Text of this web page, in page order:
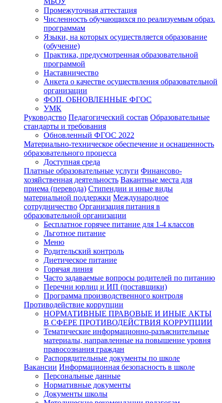
Промежуточная аттестация
Численность обучающихся по реализуемым образ.
программам
Языки, на которых осуществляется образование
(обучение)
Практика, предусмотренная образовательной
программой
Наставничество
Анкета о качестве осуществления образовательной
организации
ФОП. ОБНОВЛЕННЫЕ ФГОС
УМК
Руководство Педагогический состав Образовательные
стандарты и требования
Обновленный ФГОС 2022
Материально-техническое обеспечение и оснащенность
образовательного процесса
Доступная среда
Платные образовательные услуги Финансово-
хозяйственная деятельность Вакантные места для
приема (перевода) Стипендии и иные виды
материальной поддержки Международное
сотрудничество Организация питания в
образовательной организации
Бесплатное горячее питание для 1-4 классов
Льготное питание
Меню
Родительский контроль
Диетическое питание
Горячая линия
Часто задаваемые вопросы родителей по питанию
Перечни юрлиц и ИП (поставщики)
Программа производственного контроля
Противодействие коррупции
НОРМАТИВНЫЕ ПРАВОВЫЕ И ИНЫЕ АКТЫ
В СФЕРЕ ПРОТИВОДЕЙСТВИЯ КОРРУПЦИИ
Тематические информационно-разъяснительные
материалы, направленные на повышение уровня
правосознания граждан
Распорядительные документы по школе
Вакансии Информационная безопасность в школе
Персональные данные
Нормативные документы
Документы школы